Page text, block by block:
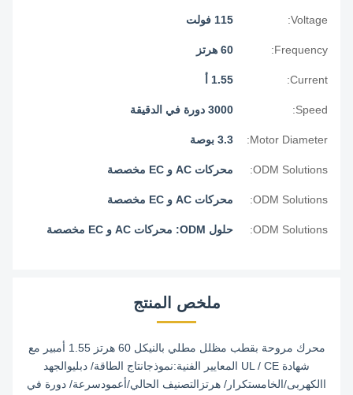
Voltage:
Frequency:
Current:
Speed:
Motor Diameter: 3.3 بوصة
ODM Solutions: محركات AC و EC مخصصة
ODM Solutions: محركات AC و EC مخصصة
ODM Solutions: حلول ODM: محركات AC و EC مخصصة
ملخص المنتج
محرك مروحة بقطب مظلل مطلي بالنيكل 60 هرتز 1.55 أمبير مع
شهادة UL / CE المعايير الفنية:نموذجانتاج الطاقة/ دبليوالجهد
االكهربى/الخامستكرار/ هرتزالتصنيف الحالي/أعمودسرعة/ دورة في